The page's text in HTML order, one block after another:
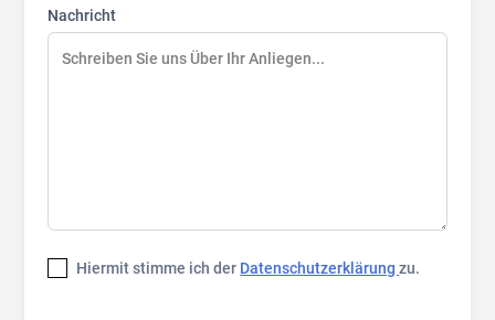
Nachricht
Hiermit stimme ich der Datenschutzerklärungzu.